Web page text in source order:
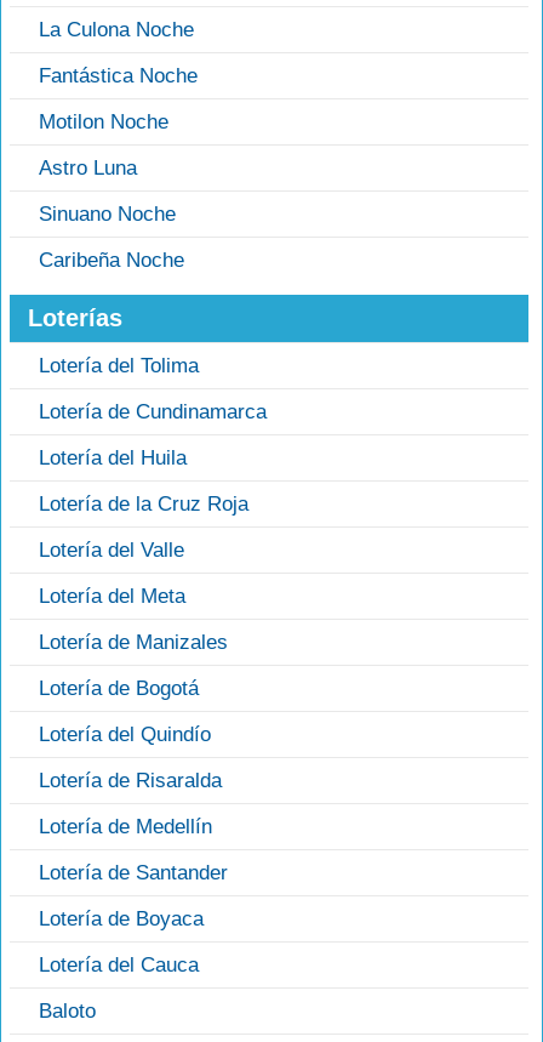
La Culona Noche
Fantástica Noche
Motilon Noche
Astro Luna
Sinuano Noche
Caribeña Noche
Loterías
Lotería del Tolima
Lotería de Cundinamarca
Lotería del Huila
Lotería de la Cruz Roja
Lotería del Valle
Lotería del Meta
Lotería de Manizales
Lotería de Bogotá
Lotería del Quindío
Lotería de Risaralda
Lotería de Medellín
Lotería de Santander
Lotería de Boyaca
Lotería del Cauca
Baloto